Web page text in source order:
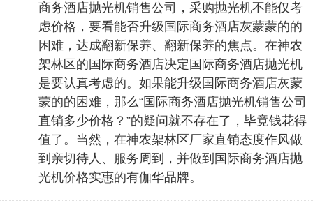
商务酒店抛光机销售公司，采购抛光机不能仅考
虑价格，要看能否升级国际商务酒店灰蒙蒙的的
困难，达成翻新保养、翻新保养的焦点。在神农
架林区的国际商务酒店决定国际商务酒店抛光机
是要认真考虑的。如果能升级国际商务酒店灰蒙
蒙的的困难，那么“国际商务酒店抛光机销售公司
直销多少价格？”的疑问就不存在了，毕竟钱花得
值了。当然，在神农架林区厂家直销态度作风做
到亲切待人、服务周到，并做到国际商务酒店抛
光机价格实惠的有伽华品牌。